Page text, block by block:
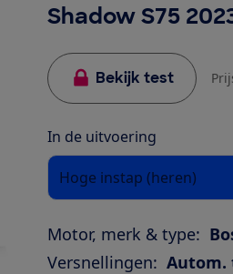
Shadow S75
Bekijk test
In de uitvoering
Hoge instap (heren)
Motor, merk & type:
Versnellingen: Autom.